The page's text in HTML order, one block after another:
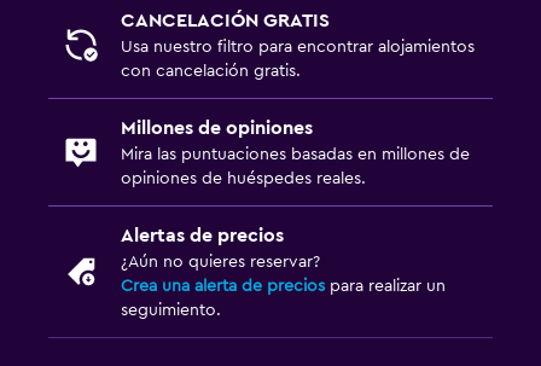
CANCELACIÓN GRATIS
Usa nuestro filtro para encontrar alojamientos
con cancelación gratis.
Millones de opiniones
Mira las puntuaciones basadas en millones de
opiniones de huéspedes reales.
Alertas de precios
¿Aún no quieres reservar?
Crea una alerta de precios para realizar un
seguimiento.